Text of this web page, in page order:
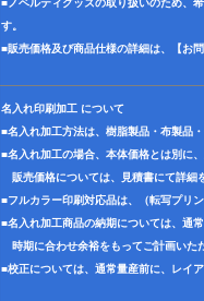
■ノベルティグッズの取り扱いのため、
す。
■販売価格及び商品仕様の詳細は、【お
名入れ印刷加工 について
■名入れ加工方法は、樹脂製品・布製品
■名入れ加工の場合、本体価格とは別に
販売価格については、見積書にて詳細
■フルカラー印刷対応品は、（転写プリ
■名入れ加工商品の納期については、通
時期に合わせ余裕をもってご計画いた
■校正については、通常量産前に、レイ